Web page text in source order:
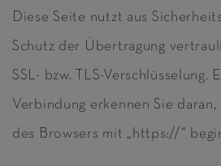
Diese Seite nutzt aus
Schutz der Übertragung
SSL- bzw. TLS-Verschlüsselung.
Verbindung erkennen Sie
des Browsers mit „https://“